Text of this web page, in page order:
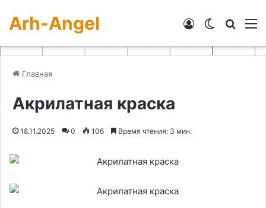
Arh-Angel Switch skin
Войти
Главная
Акрилатная краска
18.11.2025 0 106 Время чтения: 3 мин.